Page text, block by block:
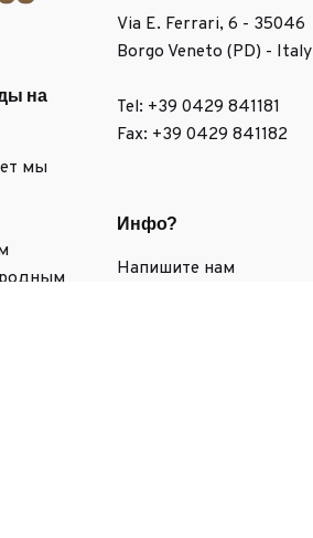
на
мы
Via E. Ferrari, 6 - 35046
Borgo Veneto (PD) - Italy
Tel: +39 0429 841181
Fax: +39 0429 841182
Инфо?
Напишите нам